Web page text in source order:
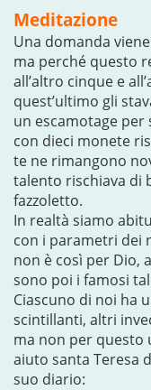
Meditazione
Una domanda
ma perché questo
all’altro cinque e
quest’ultimo gli
un escamotage per
con dieci monete
te ne rimangono
talento rischiava di
fazzoletto.
In realtà siamo
con i parametri dei
non è così per Dio,
sono poi i famosi
Ciascuno di noi ha
scintillanti, altri
ma non per questo
aiuto santa Teresa
suo diario: